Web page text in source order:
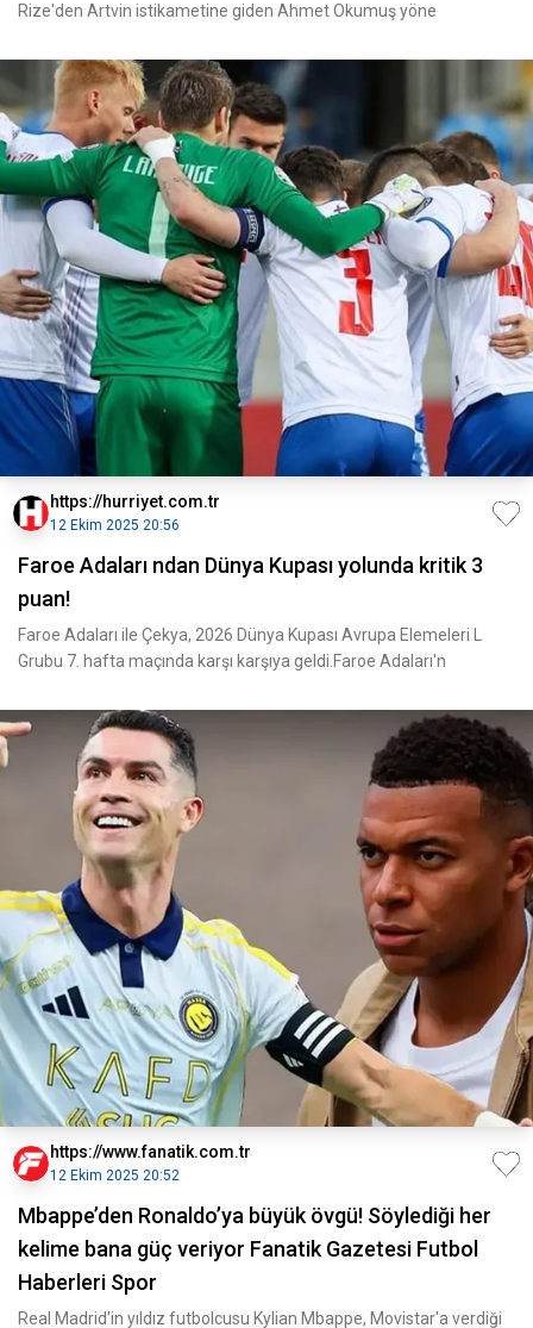
Rize'den Artvin istikametine giden Ahmet Okumuş yöne
https://hurriyet.com.tr
12 Ekim 2025 20:56
Faroe Adaları ndan Dünya Kupası yolunda kritik 3
puan!
Faroe Adaları ile Çekya, 2026 Dünya Kupası Avrupa Elemeleri L
Grubu 7. hafta maçında karşı karşıya geldi.Faroe Adaları'n
https://www.fanatik.com.tr
12 Ekim 2025 20:52
Mbappe’den Ronaldo’ya büyük övgü! Söylediği her
kelime bana güç veriyor Fanatik Gazetesi Futbol
Haberleri Spor
Real Madrid'in yıldız futbolcusu Kylian Mbappe, Movistar'a verdiği